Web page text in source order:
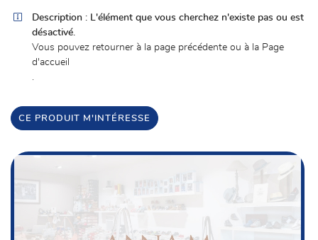
En cochant cette case, vous consentez à recevoir nos propositions commerciales à
l'adresse email indiqué ci-dessus. Vous pouvez vous désinscrire à tout moment en
utilisantle formulaire de désinscription .
 Description : L'élément que vous cherchez n'existe pas ou est
désactivé.
Vous pouvez retourner à la page précédente ou à la Page
d'accueil
.
CE PRODUIT M'INTÉRESSE